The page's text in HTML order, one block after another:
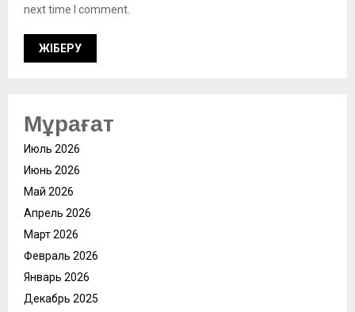
next time I comment.
Мұрағат
Июль 2026
Июнь 2026
Май 2026
Апрель 2026
Март 2026
Февраль 2026
Январь 2026
Декабрь 2025